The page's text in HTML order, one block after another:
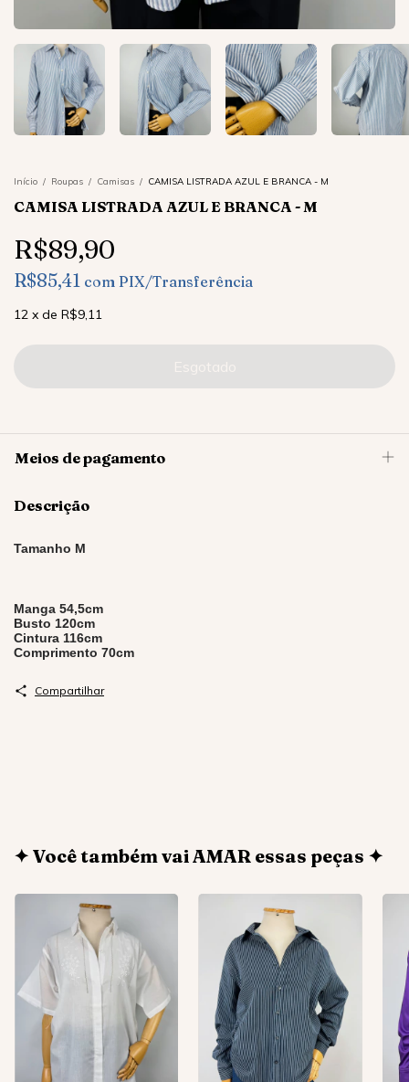
Início / Roupas / Camisas / CAMISA LISTRADA AZUL E BRANCA - M
CAMISA LISTRADA AZUL E BRANCA - M
R$89,90
R$85,41 com PIX/Transferência
12 x de R$9,11
Meios de pagamento
Descrição
Tamanho M
Manga 54,5cm
Busto 120cm
Cintura 116cm
Comprimento 70cm
Compartilhar
✦ Você também vai AMAR essas peças ✦